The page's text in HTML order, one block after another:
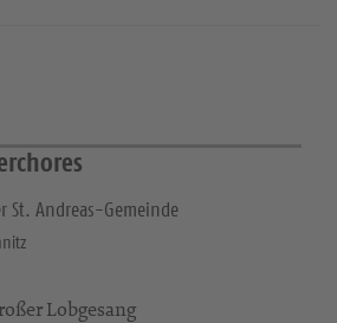
St. Andreas-Gemeinde
Lobgesang